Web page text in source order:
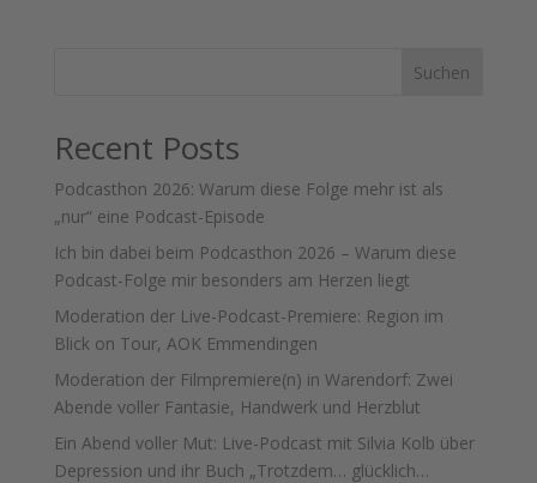
Suchen
Recent Posts
Podcasthon 2026: Warum diese Folge mehr ist als
„nur“ eine Podcast-Episode
Ich bin dabei beim Podcasthon 2026 – Warum diese
Podcast-Folge mir besonders am Herzen liegt
Moderation der Live-Podcast-Premiere: Region im
Blick on Tour, AOK Emmendingen
Moderation der Filmpremiere(n) in Warendorf: Zwei
Abende voller Fantasie, Handwerk und Herzblut
Ein Abend voller Mut: Live-Podcast mit Silvia Kolb über
Depression und ihr Buch „Trotzdem… glücklich…